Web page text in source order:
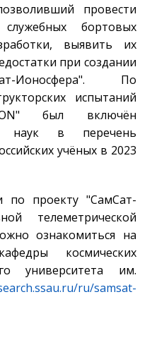
провести
бортовых
выявить их
при создании
Ионосфера". По
испытаний
ION" был включён
наук в перечень
учёных в 2023
по проекту "СамСат-
телеметрической
ознакомиться на
космических
университета им.
ru/samsat-